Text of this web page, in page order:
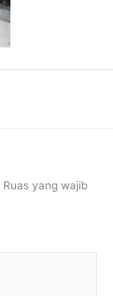
Ruas yang wajib